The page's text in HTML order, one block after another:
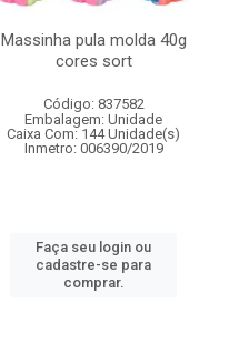
Massinha pula molda 40g
cores sort
Código: 837582
Embalagem: Unidade
Caixa Com: 144 Unidade(s)
Inmetro: 006390/2019
Faça seu login ou
cadastre-se para
comprar.